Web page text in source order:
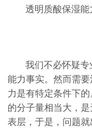
透明质酸保湿能
我们不必怀疑专
能力事实。然而需
力是有特定条件下
的分子量相当大，
表层，于是，问题